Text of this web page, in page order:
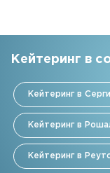
Кейтеринг в
Кейтеринг в
Кейтеринг в
Кейтеринг в